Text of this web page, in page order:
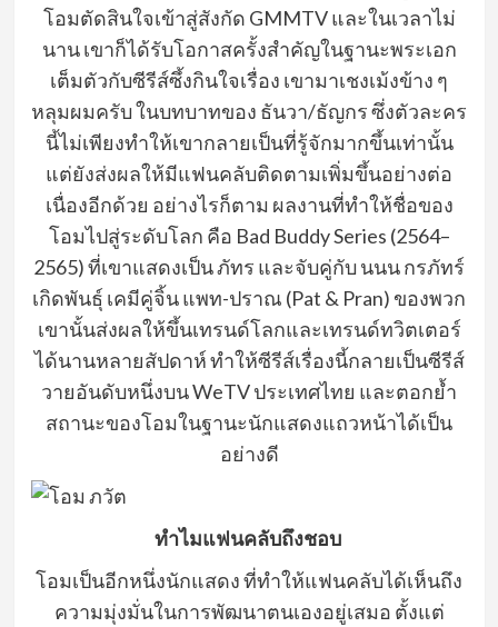
โอมตัดสินใจเข้าสู่สังกัด GMMTVและในเวลาไม่
นาน เขาก็ได้รับโอกาสครั้งสำคัญในฐานะพระเอก
เต็มตัวกับซีรีส์ซึ้งกินใจเรื่อง เขามาเชงเม้งข้าง ๆ
หลุมผมครับ ในบทบาทของ ธันวา/ธัญกร ซึ่งตัวละคร
นี้ไม่เพียงทำให้เขากลายเป็นที่รู้จักมากขึ้นเท่านั้น
แต่ยังส่งผลให้มีแฟนคลับติดตามเพิ่มขึ้นอย่างต่อ
เนื่องอีกด้วย อย่างไรก็ตาม ผลงานที่ทำให้ชื่อของ
โอมไปสู่ระดับโลก คือ Bad Buddy Series (2564–
2565) ที่เขาแสดงเป็น ภัทร และจับคู่กับนนน กรภัทร์
เกิดพันธุ์ เคมีคู่จิ้น แพท-ปราณ (Pat & Pran) ของพวก
เขานั้นส่งผลให้ขึ้นเทรนด์โลกและเทรนด์ทวิตเตอร์
ได้นานหลายสัปดาห์ ทำให้ซีรีส์เรื่องนี้กลายเป็นซีรีส์
วายอันดับหนึ่งบนWeTVประเทศไทย และตอกย้ำ
สถานะของโอมในฐานะนักแสดงแถวหน้าได้เป็น
อย่างดี
ทำไมแฟนคลับถึงชอบ
โอมเป็นอีกหนึ่งนักแสดง ที่ทำให้แฟนคลับได้เห็นถึง
ความมุ่งมั่นในการพัฒนาตนเองอยู่เสมอ ตั้งแต่